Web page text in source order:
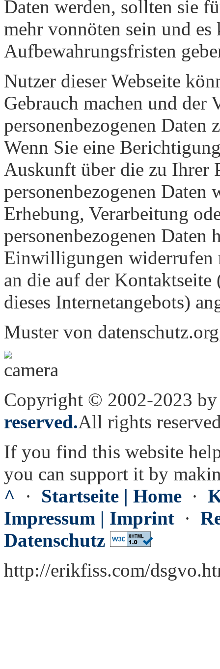
Daten werden, sollten sie
mehr vonnöten sein und es
Aufbewahrungsfristen
Nutzer dieser Webseite
Gebrauch machen und der
personenbezogenen Daten
Wenn Sie eine
Auskunft über die zu Ihrer
personenbezogenen Daten
Erhebung, Verarbeitung
personenbezogenen Daten
Einwilligungen widerrufen
an die auf der
dieses Internetangebots)
Muster von
Copyright © 2002-2023
reserved.All rights
If you find this website
you can support it by
^ · Startseite | Home ·
Impressum | Imprint ·
Datenschutz
http://erikfiss.com/